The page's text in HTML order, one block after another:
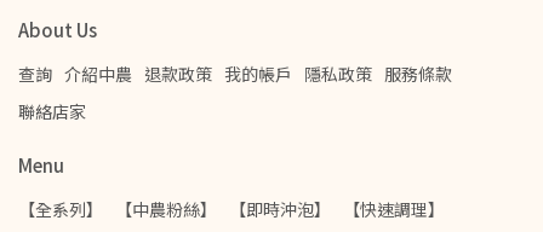
About Us
查詢 介紹中農 退款政策 我的帳戶 隱私政策 服務條款
聯絡店家
Menu
【全系列】 【中農粉絲】 【即時沖泡】
【快速調理】